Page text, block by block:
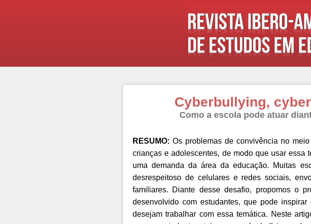
Cyberbullying,
Como a escola pode atuar
RESUMO: Os problemas de convivência no
crianças e adolescentes, de modo que usar essa
uma demanda da área da educação. Muitas
desrespeitoso de celulares e redes sociais,
familiares. Diante desse desafio, propomos o
desenvolvido com estudantes, que pode
desejam trabalhar com essa temática. Neste